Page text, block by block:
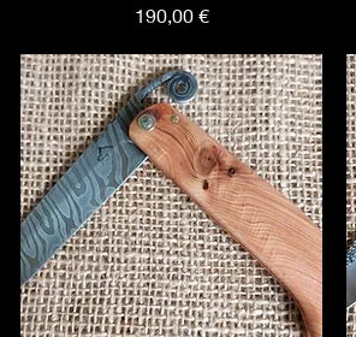
Prix
190,00 €